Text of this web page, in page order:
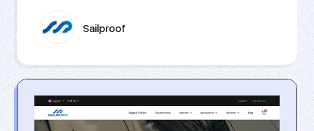
Sailproof